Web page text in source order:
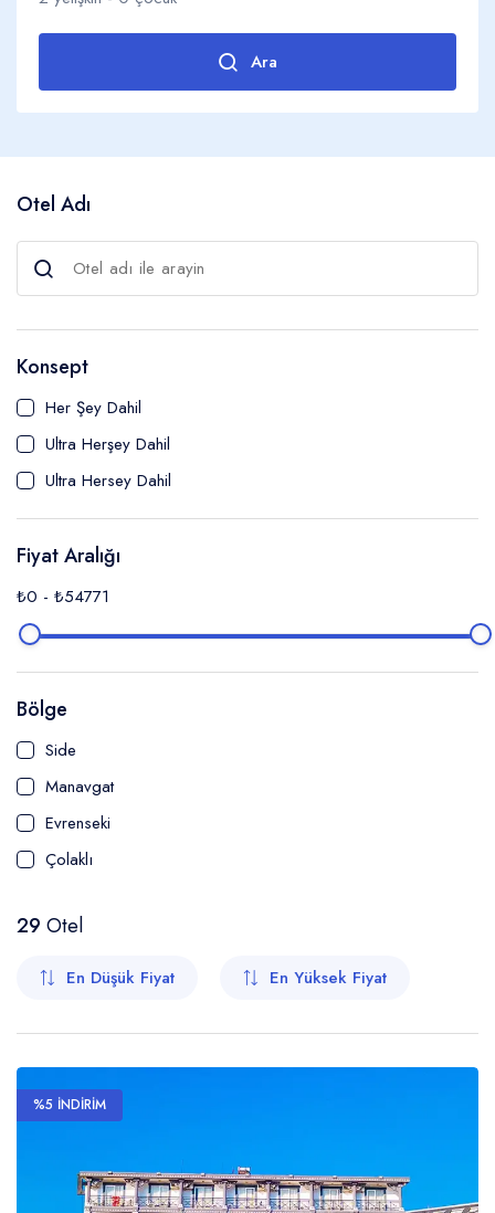
MUHAFAZAKAR OTELLER
BALAYI OTELLERİ
Yetişkin
Çocuk
Ara
Otel Adı
Konsept
Her Şey Dahil
Ultra Herşey Dahil
Ultra Hersey Dahil
Fiyat Aralığı
₺0 - ₺54771
Bölge
Side
Manavgat
Evrenseki
Çolaklı
29 Otel
En Düşük Fiyat En Yüksek Fiyat
%5 İNDİRİM